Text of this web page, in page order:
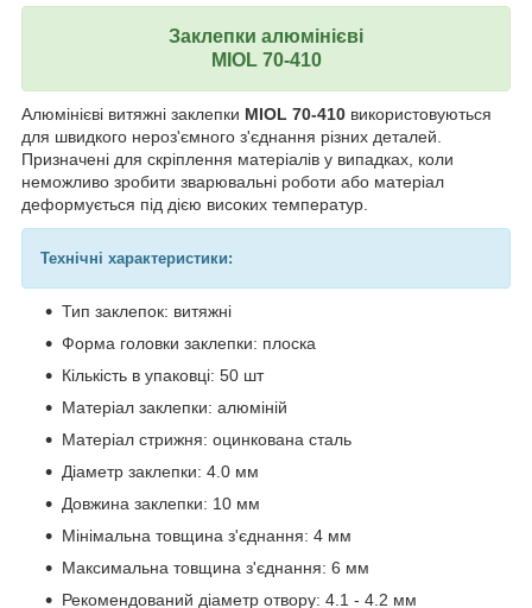
Заклепки алюмінієві
MIOL 70-410
Алюмінієві витяжні заклепки MIOL 70-410 використовуються
для швидкого нероз'ємного з'єднання різних деталей.
Призначені для скріплення матеріалів у випадках, коли
неможливо зробити зварювальні роботи або матеріал
деформується під дією високих температур.
Технічні характеристики:
Тип заклепок: витяжні
Форма головки заклепки: плоска
Кількість в упаковці: 50 шт
Матеріал заклепки: алюміній
Матеріал стрижня: оцинкована сталь
Діаметр заклепки: 4.0 мм
Довжина заклепки: 10 мм
Мінімальна товщина з'єднання: 4 мм
Максимальна товщина з'єднання: 6 мм
Рекомендований діаметр отвору: 4.1 - 4.2 мм